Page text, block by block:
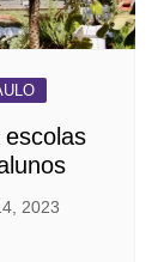
2023